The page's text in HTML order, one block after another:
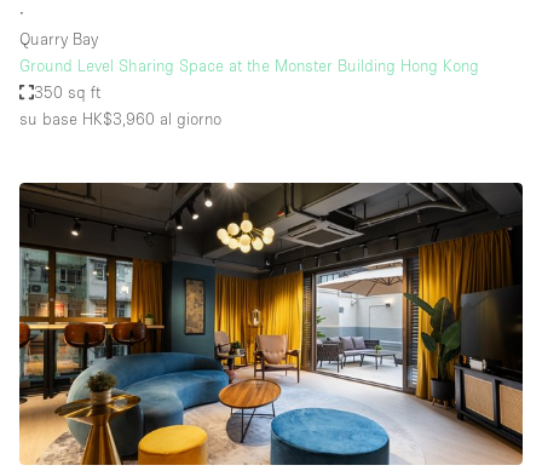
∙
Quarry Bay
Ground Level Sharing Space at the Monster Building Hong Kong
350 sq ft
su base HK$3,960 al giorno